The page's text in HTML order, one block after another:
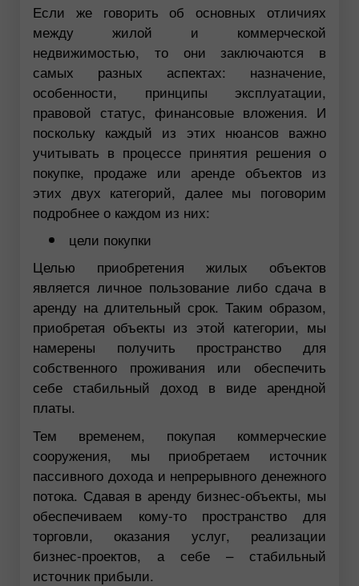
Если же говорить об основных отличиях
между жилой и коммерческой
недвижимостью, то они заключаются в
самых разных аспектах: назначение,
особенности, принципы эксплуатации,
правовой статус, финансовые вложения. И
поскольку каждый из этих нюансов важно
учитывать в процессе принятия решения о
покупке, продаже или аренде объектов из
этих двух категорий, далее мы поговорим
подробнее о каждом из них:
цели покупки
Целью приобретения жилых объектов
является личное пользование либо сдача в
аренду на длительный срок. Таким образом,
приобретая объекты из этой категории, мы
намерены получить пространство для
собственного проживания или обеспечить
себе стабильный доход в виде арендной
платы.
Тем временем, покупая коммерческие
сооружения, мы приобретаем источник
пассивного дохода и непрерывного денежного
потока. Сдавая в аренду бизнес-объекты, мы
обеспечиваем кому-то пространство для
торговли, оказания услуг, реализации
бизнес-проектов, а себе – стабильный
источник прибыли.